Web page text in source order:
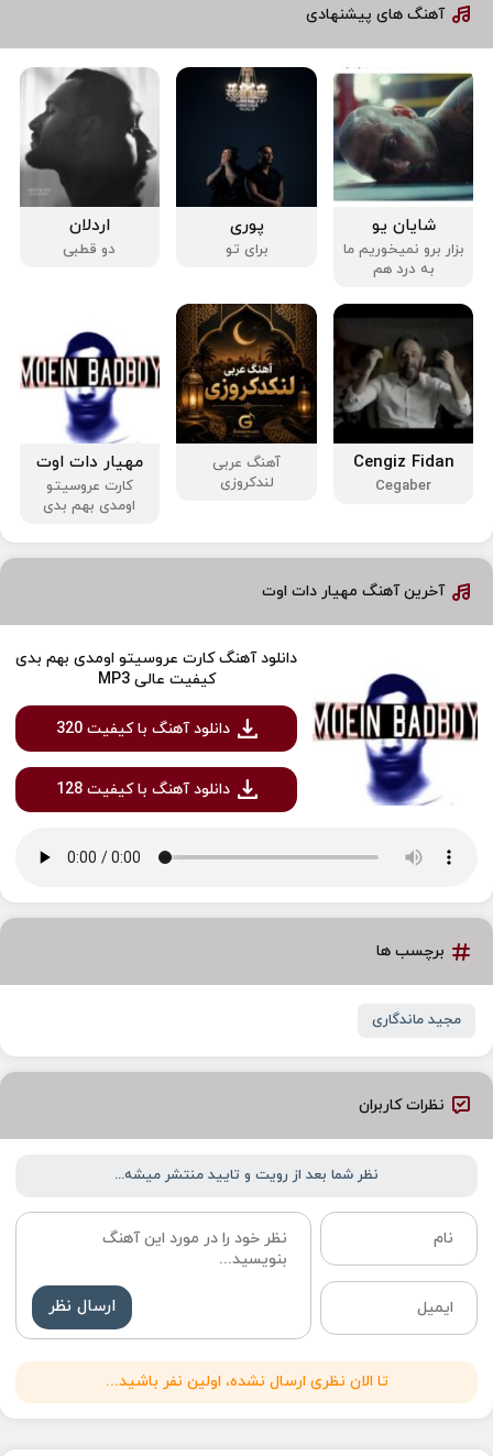
آهنگ های پیشنهادی
شایان یو
بزار برو نمیخوریم ما
به درد هم
پوری
برای تو
اردلان
دو قطبی
Cengiz Fidan
Cegaber
آهنگ عربی
لندکروزی
مهیار دات اوت
کارت عروسیتو
اومدی بهم بدی
آخرین آهنگ مهیار دات اوت
دانلود آهنگ کارت عروسیتو اومدی بهم بدی
کیفیت عالی MP3
دانلود آهنگ با کیفیت 320
دانلود آهنگ با کیفیت 128
برچسب ها
مجید ماندگاری
نظرات کاربران
نظر شما بعد از رویت و تایید منتشر میشه...
ارسال نظر
تا الان نظری ارسال نشده، اولین نفر باشید...